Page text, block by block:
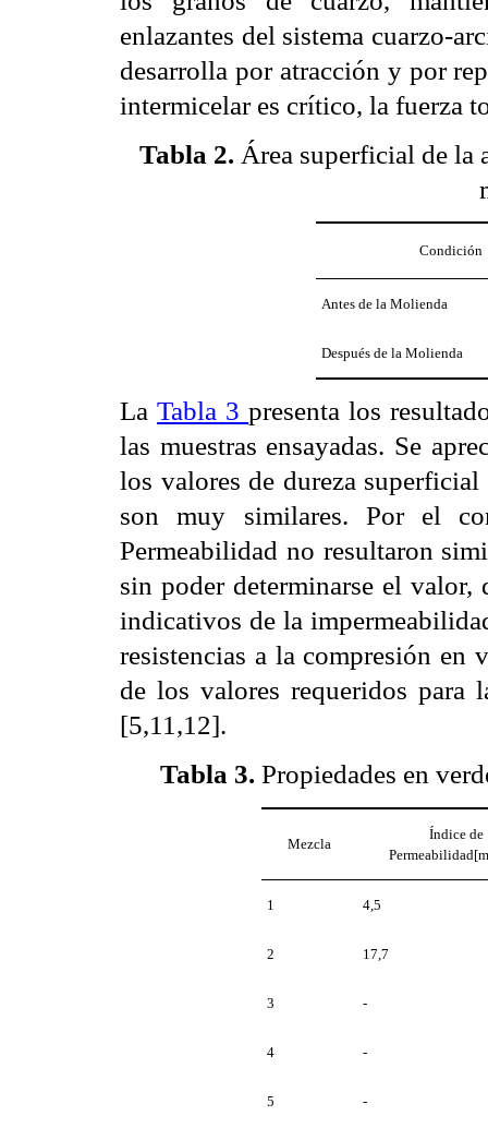
enlazantes del sistema cuarzo-
desarrolla por atracción y por
intermicelar es crítico, la fuerza
Tabla 2. Área superficial de la
Condición
Antes de la Molienda
Después de la Molienda
LaTabla 3presenta los
las muestras ensayadas. Se
los valores de dureza
son muy similares. Por el
Permeabilidad no resultaron
sin poder determinarse el
indicativos de la
resistencias a la compresión en
de los valores requeridos para
[5,11,12].
Tabla 3. Propiedades en
Mezcla
Índice de
1 4,5
2 17,7
3 -
4 -
5 -